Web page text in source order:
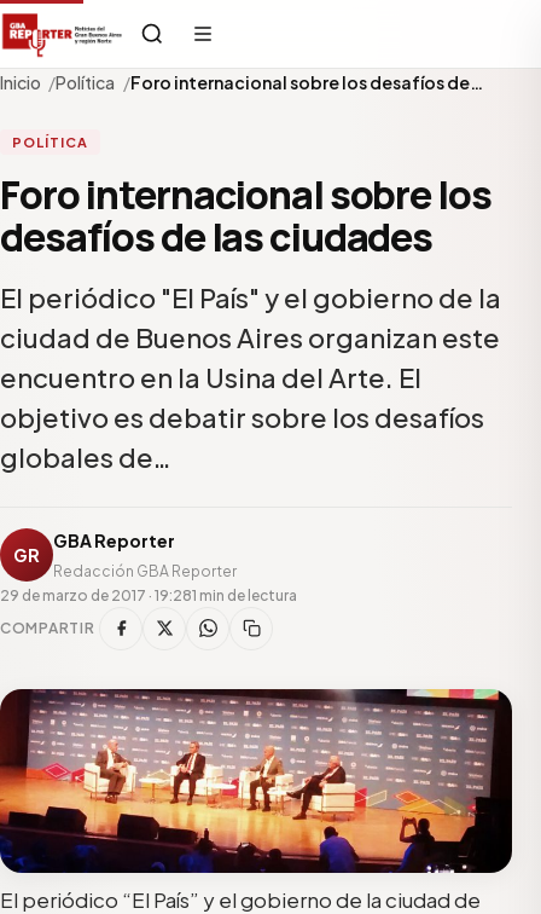
Inicio Política Foro internacional sobre los desafíos de…
POLÍTICA
Foro internacional sobre los
desafíos de las ciudades
El periódico "El País" y el gobierno de la
ciudad de Buenos Aires organizan este
encuentro en la Usina del Arte. El
objetivo es debatir sobre los desafíos
globales de…
GR
GBA Reporter
Redacción GBA Reporter
29 de marzo de 2017 · 19:281 min de lectura
COMPARTIR
El periódico “El País” y el gobierno de la ciudad de